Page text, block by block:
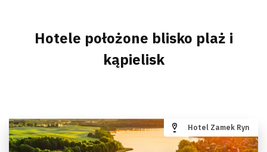
Hotele położone blisko plaż i
kąpielisk
Hotel Zamek Ryn